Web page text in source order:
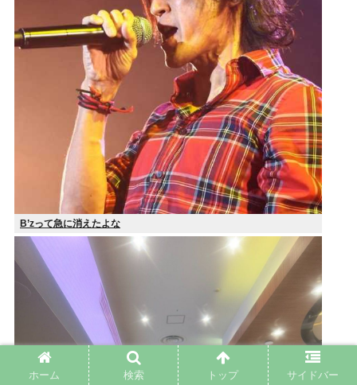
B’zって急に消えたよな
ホーム 検索 トップ サイドバー